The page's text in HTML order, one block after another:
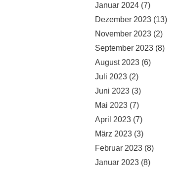
Januar 2024 (7)
Dezember 2023 (13)
November 2023 (2)
September 2023 (8)
August 2023 (6)
Juli 2023 (2)
Juni 2023 (3)
Mai 2023 (7)
April 2023 (7)
März 2023 (3)
Februar 2023 (8)
Januar 2023 (8)